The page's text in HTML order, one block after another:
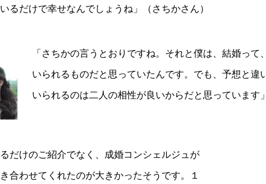
るだけで幸せなんでしょうね」（さちかさん）
「さちかの言うとおりですね。それと僕は、結婚って
いられるものだと思っていたんです。でも、予想と違
いられるのは二人の相性が良いからだと思っています
だけのご紹介でなく、成婚コンシェルジュが
合わせてくれたのが大きかったそうです。１